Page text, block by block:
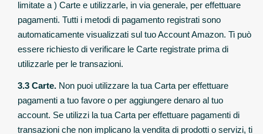
limitate a ) Carte e utilizzarle, in via generale, per effettuare
pagamenti. Tutti i metodi di pagamento registrati sono
automaticamente visualizzati sul tuo Account Amazon. Ti può
essere richiesto di verificare le Carte registrate prima di
utilizzarle per le transazioni.
3.3 Carte. Non puoi utilizzare la tua Carta per effettuare
pagamenti a tuo favore o per aggiungere denaro al tuo
account. Se utilizzi la tua Carta per effettuare pagamenti di
transazioni che non implicano la vendita di prodotti o servizi, ti